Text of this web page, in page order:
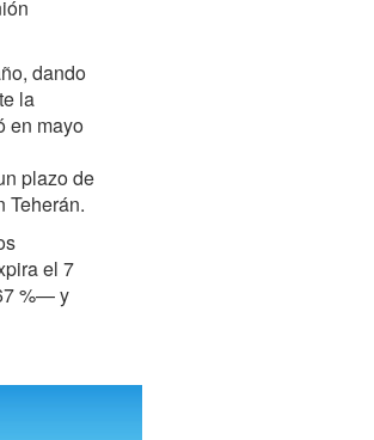
dando
la
en mayo
plazo de
Teherán.
el 7
%— y